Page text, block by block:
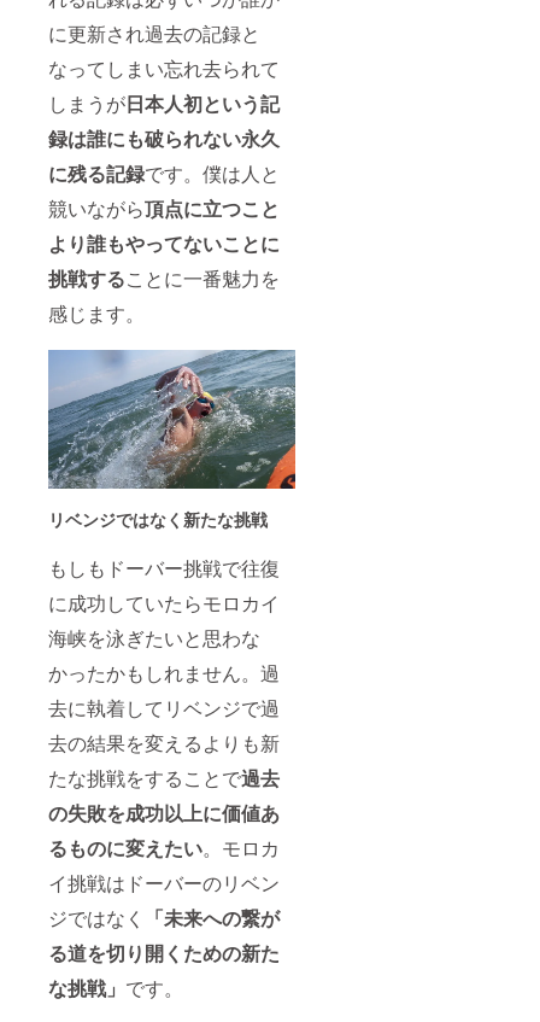
に更新され過去の記録と
なってしまい忘れ去られて
しまうが日本人初という記
録は誰にも破られない永久
に残る記録です。僕は人と
競いながら頂点に立つこと
より誰もやってないことに
挑戦することに一番魅力を
感じます。
リベンジではなく新たな挑戦
もしもドーバー挑戦で往復
に成功していたらモロカイ
海峡を泳ぎたいと思わな
かったかもしれません。過
去に執着してリベンジで過
去の結果を変えるよりも新
たな挑戦をすることで過去
の失敗を成功以上に価値あ
るものに変えたい。モロカ
イ挑戦はドーバーのリベン
ジではなく
「未来への繋が
る道を切り開くための新た
な挑戦」 です。